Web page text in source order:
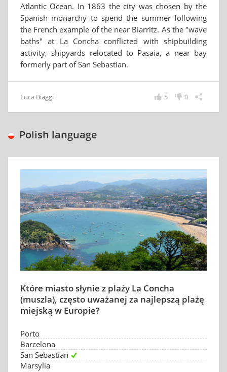
Atlantic Ocean. In 1863 the city was chosen by the
Spanish monarchy to spend the summer following
the French example of the near Biarritz. As the "wave
baths" at La Concha conflicted with shipbuilding
activity, shipyards relocated to Pasaia, a near bay
formerly part of San Sebastian.
Luca Biaggi 0
5
Polish language
Które miasto słynie z plaży La Concha
(muszla), często uważanej za najlepszą plażę
miejską w Europie?
Porto
Barcelona
San Sebastian
Marsylia